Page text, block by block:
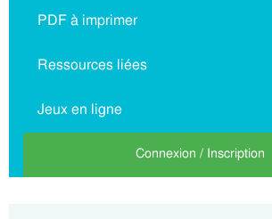
PDF à imprimer
Ressources liées
Jeux en ligne
Connexion / Inscription